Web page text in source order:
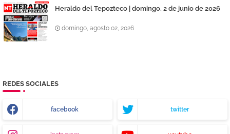
Heraldo del Tepozteco | domingo, 2 de junio de 2026
domingo, agosto 02, 2026
REDES SOCIALES
facebook twitter